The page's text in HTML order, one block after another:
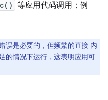
等应用代码调用；例
误是必要的，但频繁的直接 内
的情况下运行，这表明应用可